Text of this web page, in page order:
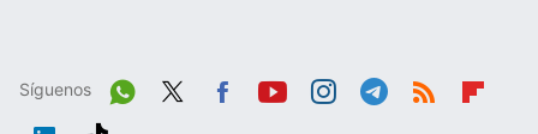
Síguenos
Wh